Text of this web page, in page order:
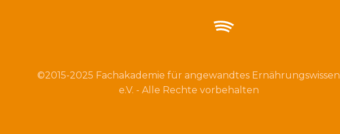
©2015-2025 Fachakademie für angewandtes Ernährungswissen
e.V. - Alle Rechte vorbehalten